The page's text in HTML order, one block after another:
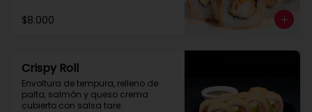
$8.000
Crispy Roll
Envoltura de tempura, relleno de
palta, salmón y queso crema
cubierto con salsa tare.